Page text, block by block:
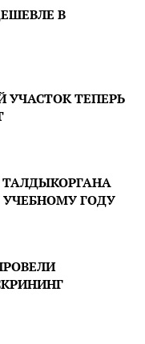
В
УЧАСТОК ТЕПЕРЬ
ГОДУ